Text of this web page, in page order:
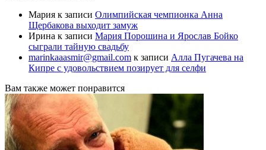
Мария к записи Олимпийская чемпионка Анна
Щербакова выходит замуж
Ирина к записи Мария Порошина и Ярослав Бойко
сыграли тайную свадьбу
marinkaaasmir@gmail.com к записи Алла Пугачева на
Кипре с удовольствием позирует для селфи
Вам также может понравится